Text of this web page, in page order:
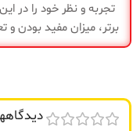
تجربه و نظر خود را در
برتر، میزان مفید بودن